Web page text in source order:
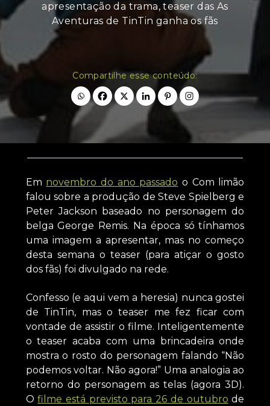
apresentação da trama, teaser das As
Aventuras de TinTin ganha os fãs
Compartilhe esse conteúdo:
Em novembro do ano passado o Com limão
falou sobre a produção de Steve Spielberg e
Peter Jackson baseado no personagem do
belga George Remis. Na época só tínhamos
uma imagem a apresentar, mas no começo
desta semana o teaser (para atiçar o gosto
dos fãs) foi divulgado na rede.
Confesso (e aqui vem a heresia) nunca gostei
de TinTin, mas o teaser me fez ficar com
vontade de assistir o filme. Inteligentemente
o teaser acaba com uma brincadeira onde
mostra o rosto do personagem falando “Não
podemos voltar. Não agora!” Uma analogia ao
retorno do personagem as telas (agora 3D).
Ofilme está previsto para 26 de outubro de